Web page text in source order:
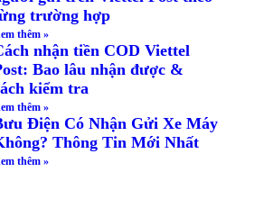
trường hợp
thêm »
nhận tiền COD Viettel
Bao lâu nhận được &
kiểm tra
thêm »
Điện Có Nhận Gửi Xe Máy
Thông Tin Mới Nhất
thêm »